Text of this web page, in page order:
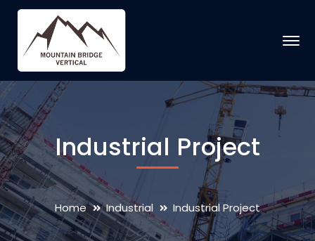
Industrial Project
Home Industrial Industrial Project